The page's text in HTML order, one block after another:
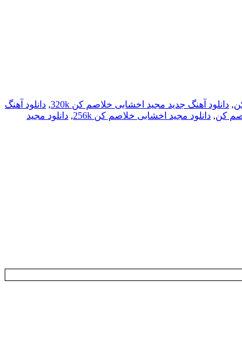
, دانلود آهنگ جدید مجید اخشابی خلاصم کن 320k , دانلود آهنگ
کن, دانلود مجید اخشابی خلاصم کن 256k , دانلود مجید